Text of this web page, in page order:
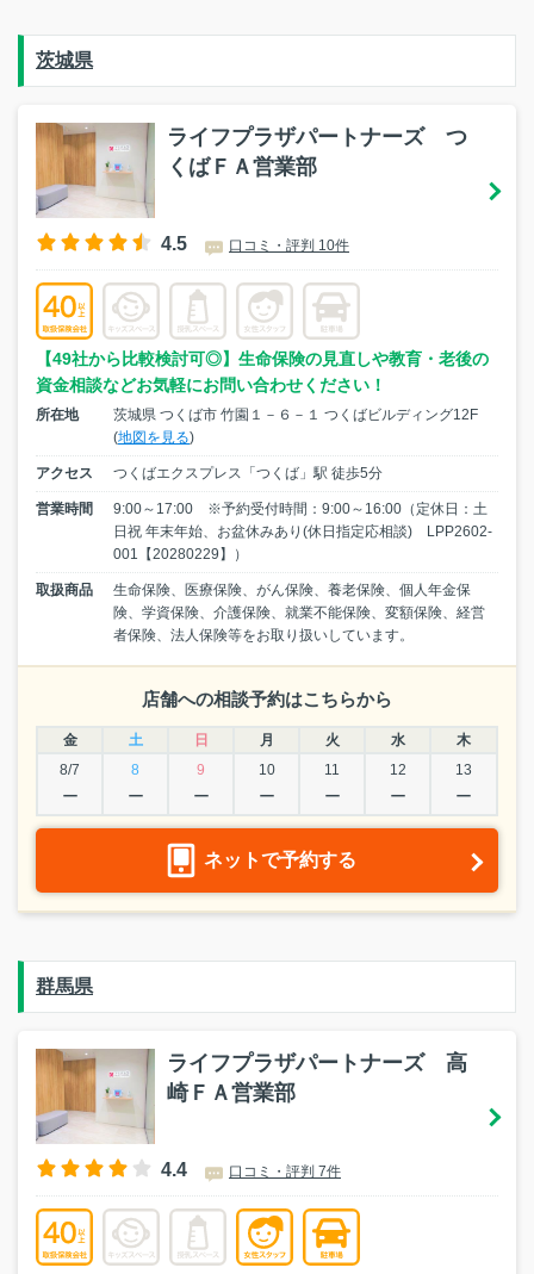
茨城県
ライフプラザパートナーズ つ
くばＦＡ営業部
4.5 口コミ・評判 10件
【49社から比較検討可◎】生命保険の見直しや教育・老後の
資金相談などお気軽にお問い合わせください！
所在地
茨城県 つくば市 竹園１－６－１ つくばビルディング12F
(地図を見る)
アクセス つくばエクスプレス「つくば」駅 徒歩5分
営業時間
9:00～17:00 ※予約受付時間：9:00～16:00（定休日：土
日祝 年末年始、お盆休みあり(休日指定応相談) LPP2602-
001【20280229】）
取扱商品
生命保険、医療保険、がん保険、養老保険、個人年金保
険、学資保険、介護保険、就業不能保険、変額保険、経営
者保険、法人保険等をお取り扱いしています。
店舗への相談予約はこちらから
金 土 日 月 火 水
木
8/7
8 9 10 11 12 13
ー ー ー ー ー ー ー
ネットで予約する
群馬県
ライフプラザパートナーズ 高
崎ＦＡ営業部
4.4 口コミ・評判 7件